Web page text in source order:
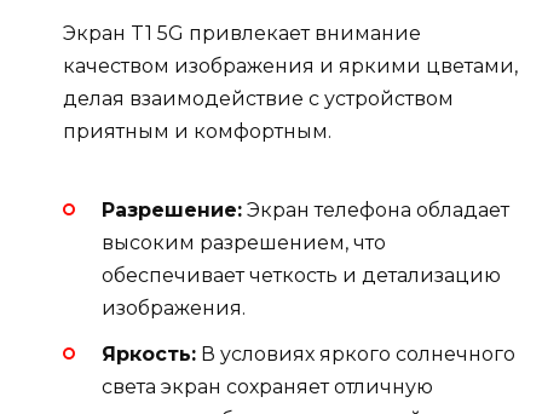
Экран T1 5G привлекает внимание
качеством изображения и яркими цветами,
делая взаимодействие с устройством
приятным и комфортным.
Разрешение: Экран телефона обладает
высоким разрешением, что
обеспечивает четкость и детализацию
изображения.
Яркость: В условиях яркого солнечного
света экран сохраняет отличную